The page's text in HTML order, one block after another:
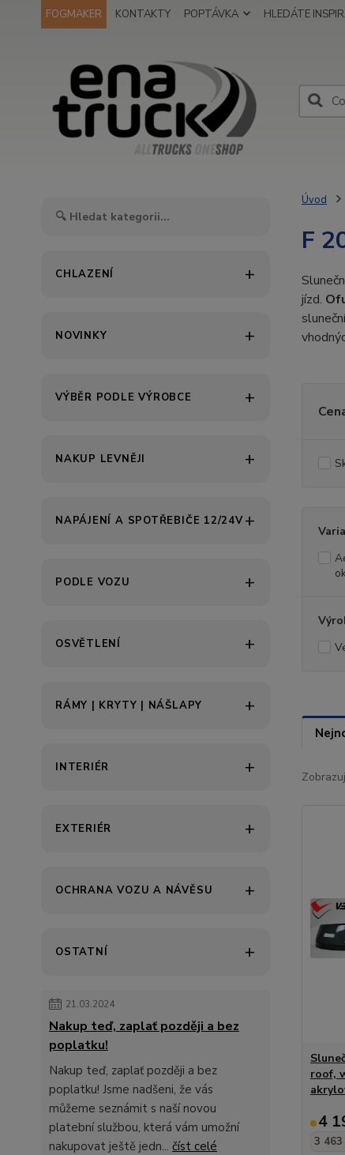
FOGMAKER KONTAKTY POPTÁVKA HLEDÁTE
CHLAZENÍ
NOVINKY
VÝBĚR PODLE VÝROBCE
NAKUP LEVNĚJI
NAPÁJENÍ A SPOTŘEBIČE 12/24V
PODLE VOZU
OSVĚTLENÍ
RÁMY | KRYTY | NÁŠLAPY
INTERIÉR
EXTERIÉR
OCHRANA VOZU A NÁVĚSU
OSTATNÍ
21.03.2024
Nakup teď, zaplať později a bez
poplatku!
Nakup teď, zaplať později a bez
poplatku! Jsme nadšeni, že vás
můžeme seznámit s naší novou
platební službou, která vám umožní
nakupovat ještě jedn... číst celé
Úvod
F
jízd.
roof,
4
3 463